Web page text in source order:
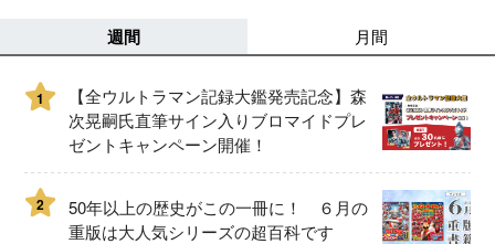
週間 月間
1
【全ウルトラマン記録大鑑発売記念】森
次晃嗣氏直筆サイン入りブロマイドプレ
ゼントキャンペーン開催！
2
50年以上の歴史がこの一冊に！ ６月の
重版は大人気シリーズの超百科です